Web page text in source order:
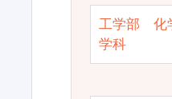
工学部 化
学科